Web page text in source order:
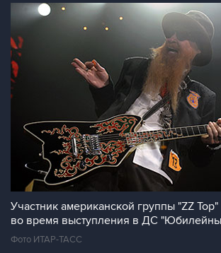
Участник американской группы "ZZ
во время выступления в ДС
Фото ИТАР-ТАСС